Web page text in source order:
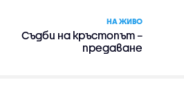
НА ЖИВО
Съдби на кръстопът –
предаване